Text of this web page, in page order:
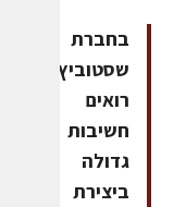
בחברת
שסטוביץ
רואים
חשיבות
גדולה
ביצירת